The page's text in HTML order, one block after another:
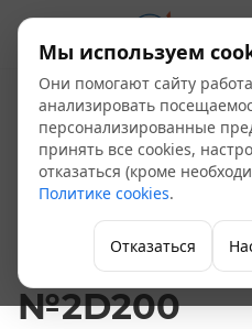
Смеситель
система
ЦС-СМ 300-
катридж
излив
№2D200
Мы используем
Они помогают сайту
анализировать
персонализированные
принять все cookies,
отказаться (кроме
Политике cookies.
Отказаться